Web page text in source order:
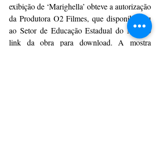
exibição de ‘Marighella’ obteve a autorização
da Produtora O2 Filmes, que disponibilizou
ao Setor de Educação Estadual do MST o
link da obra para download. A mostra